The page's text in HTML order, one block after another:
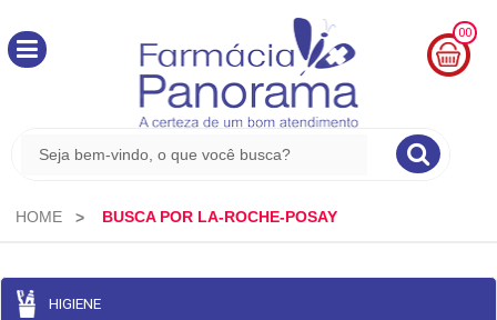
00
0,00
HOME BUSCA POR LA-ROCHE-POSAY
HIGIENE